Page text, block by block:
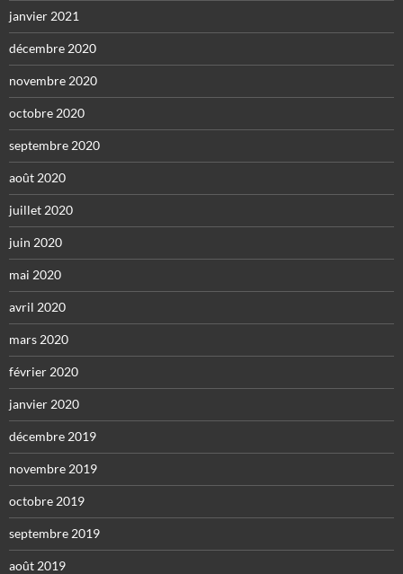
janvier 2021
décembre 2020
novembre 2020
octobre 2020
septembre 2020
août 2020
juillet 2020
juin 2020
mai 2020
avril 2020
mars 2020
février 2020
janvier 2020
décembre 2019
novembre 2019
octobre 2019
septembre 2019
août 2019